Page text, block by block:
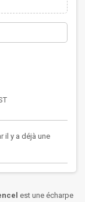
il y a déjà une
est une écharpe